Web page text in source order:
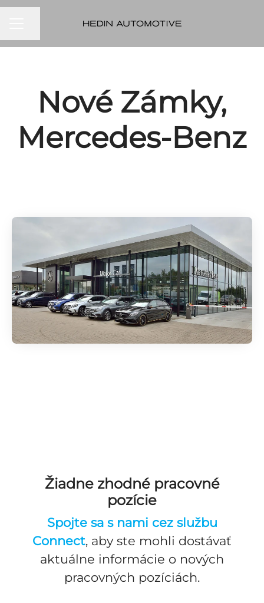
KARIÉRNA PONUKA
Zdieľať stránku
Nové Zámky,
Mercedes-Benz
Žiadne zhodné pracovné
pozície
Spojte sa s nami cez službu
Connect, aby ste mohli dostávať
aktuálne informácie o nových
pracovných pozíciách.